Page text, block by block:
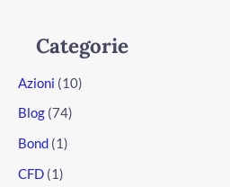
Categorie
Azioni (10)
Blog (74)
Bond (1)
CFD (1)